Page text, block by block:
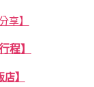
享】
程】
】